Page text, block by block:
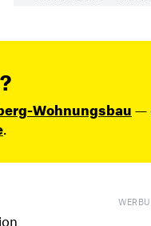
Wohnungsbau—